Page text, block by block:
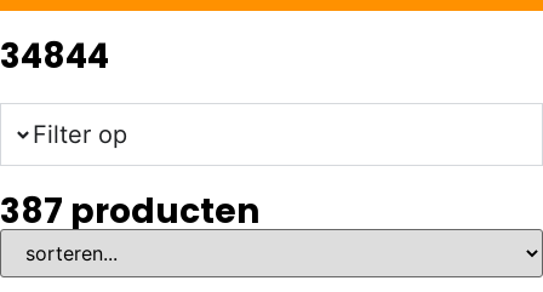
34844
Filter op
387 producten